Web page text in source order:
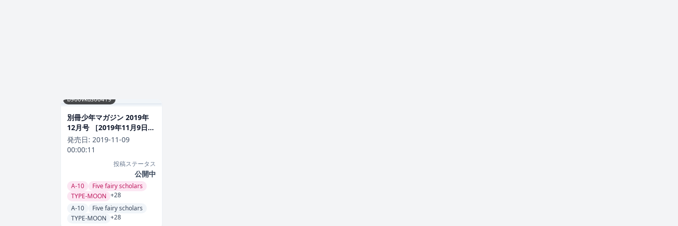
b900vkds00419
別冊少年マガジン 2019年
12月号 ［2019年11月9日発
売］ 雑誌
発売日: 2019-11-09
00:00:11
投稿ステータス
公開中
A-10
Five fairy scholars
TYPE-MOON +28
A-10
Five fairy scholars
TYPE-MOON +28